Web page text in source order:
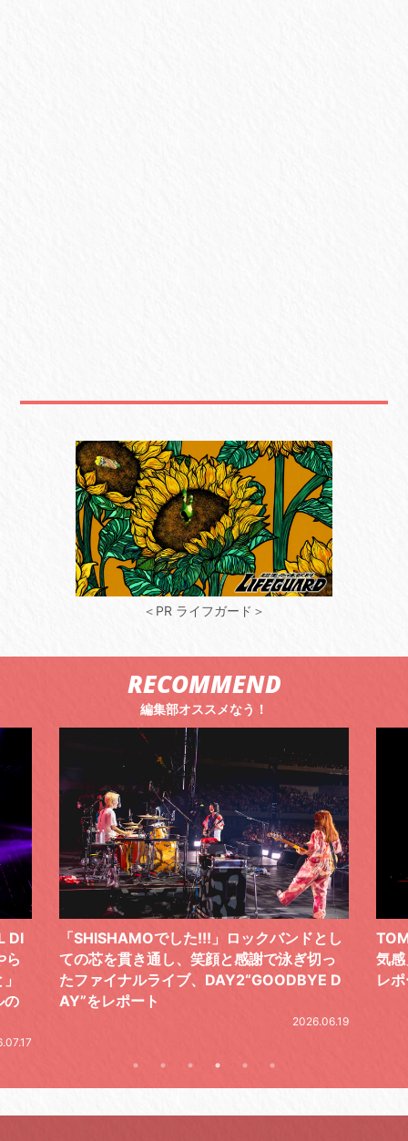
＜PR ライフガード＞
RECOMMEND
編集部オススメなう！
し
っ
D
TOMOO、３台の鍵盤で「6月から7月の空
気感」を鮮やかに描いた、FC限定ライブを
レポート
筋
の
と